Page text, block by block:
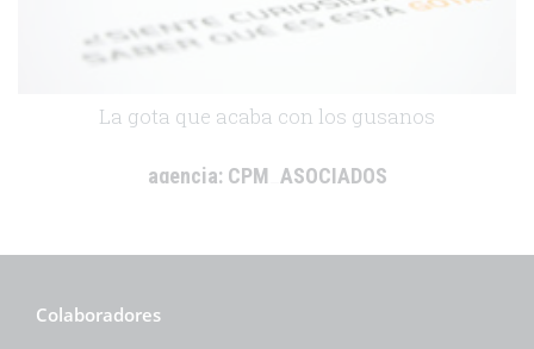
La gota que acaba con los gusanos
agencia:CPM_ASOCIADOS
Colaboradores